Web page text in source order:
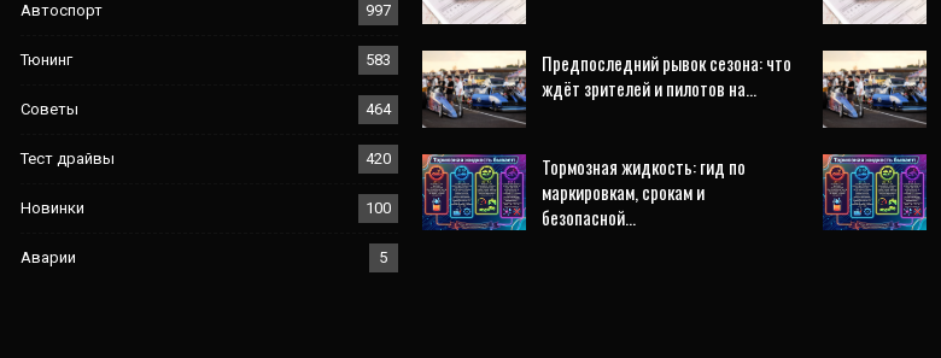
Автоспорт 997
Тюнинг 583
Советы 464
Тест драйвы 420
Новинки 100
Аварии 5
Предпоследний рывок сезона: что
ждёт зрителей и пилотов на…
Тормозная жидкость: гид по
маркировкам, срокам и
безопасной…